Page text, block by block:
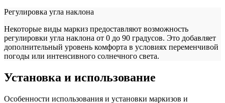
Регулировка угла наклона
Некоторые виды маркиз предоставляют возможность
регулировки угла наклона от 0 до 90 градусов. Это добавляет
дополнительный уровень комфорта в условиях переменчивой
погоды или интенсивного солнечного света.
Установка и использование
Особенности использования и установки маркизов и